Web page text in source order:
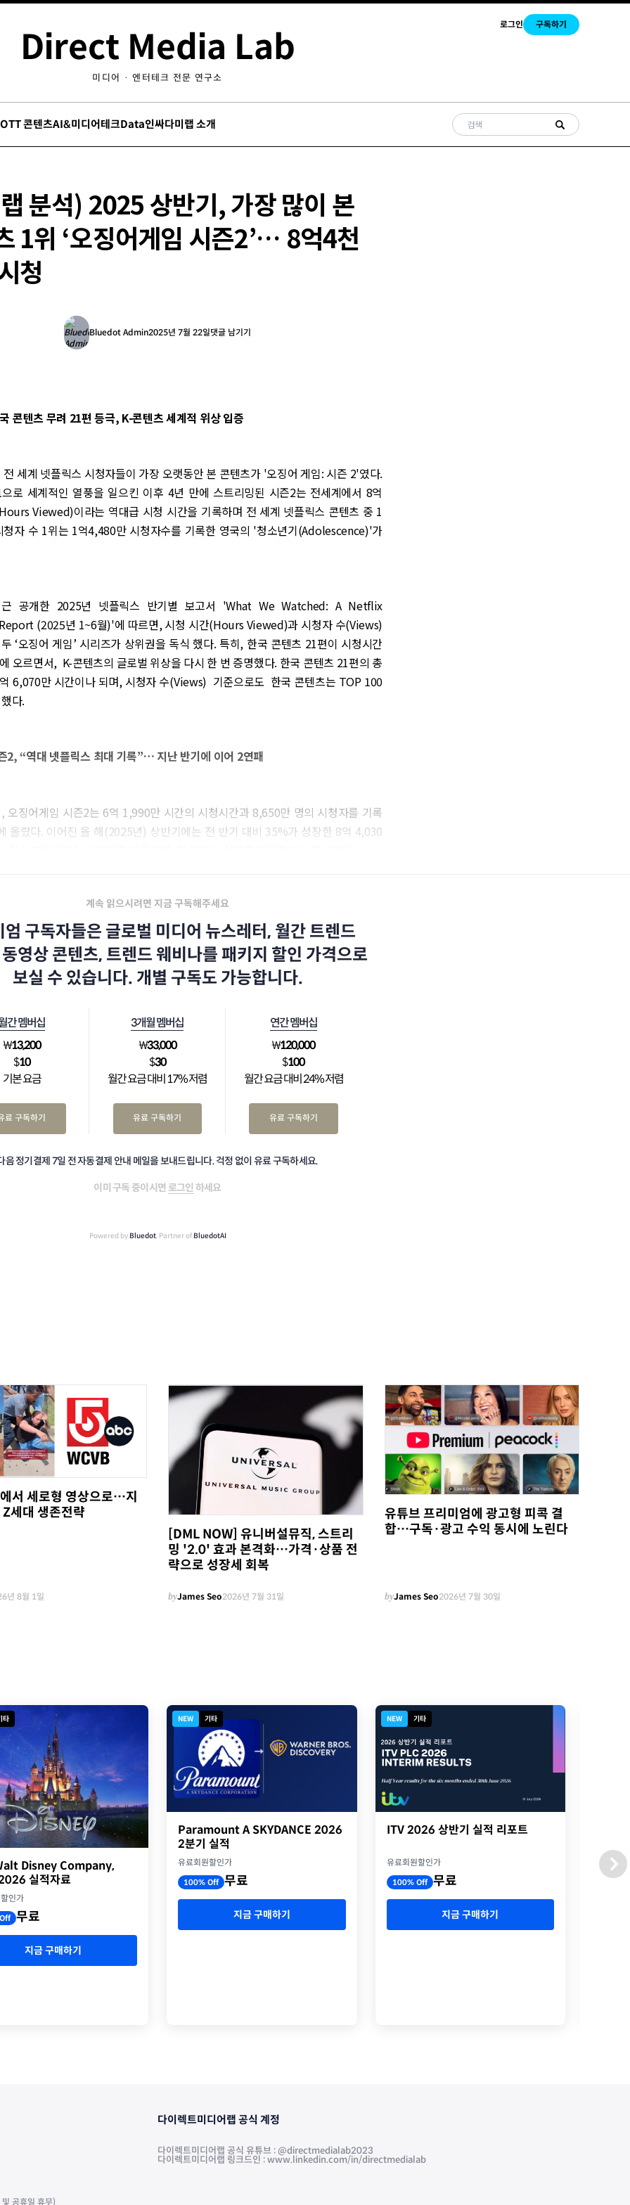
로그인 구독하기
Direct Media Lab
미디어 · 엔터테크 전문 연구소
콘텐츠AI&미디어테크Data인싸다미랩 소개
분석) 2025 상반기, 가장 많이 본
1위 ‘오징어게임 시즌2’… 8억4천
청
Bluedot Admin2025년 7월 22일댓글 남기기
콘텐츠 무려 21편 등극, K-콘텐츠 세계적 위상 입증
세계 넷플릭스 시청자들이 가장 오랫동안 본 콘텐츠가 '오징어 게임: 시즌 2'였다.
로 세계적인 열풍을 일으킨 이후 4년 만에 스트리밍된 시즌2는 전세계에서 8억
Viewed)이라는 역대급 시청 시간을 기록하며 전 세계 넷플릭스 콘텐츠 중 1
청자 수 1위는 1억4,480만 시청자수를 기록한 영국의 '청소년기(Adolescence)'가
근 공개한 2025년 넷플릭스 반기별 보고서 'What We Watched: A Netflix
(2025년 1~6월)'에 따르면, 시청 시간(Hours Viewed)과 시청자 수(Views)
‘오징어 게임’ 시리즈가 상위권을 독식 했다. 특히, 한국 콘텐츠 21편이 시청시간
오르면서, K-콘텐츠의 글로벌 위상을 다시 한 번 증명했다. 한국 콘텐츠 21편의 총
6,070만 시간이나 되며, 시청자 수(Views) 기준으로도 한국 콘텐츠는 TOP 100
다.
2, “역대 넷플릭스 최대 기록”… 지난 반기에 이어 2연패
오징어게임 시즌2는 6억 1,990만 시간의 시청시간과 8,650만 명의 시청자를 기록
올랐다. 이어진 올 해(2025년) 상반기에는 전 반기 대비 35%가 성장한 8억 4,030
계속 읽으시려면 지금 구독해주세요
엄 구독자들은 글로벌 미디어 뉴스레터, 월간 트렌드
영상 콘텐츠, 트렌드 웨비나를 패키지 할인 가격으로
보실 수 있습니다. 개별 구독도 가능합니다.
간 멤버십
₩13,200
$10
기본 요금
료 구독하기
3개월 멤버십
₩33,000
$30
월간 요금 대비 17% 저렴
유료 구독하기
연간 멤버십
₩120,000
$100
월간 요금 대비 24% 저렴
유료 구독하기
음 정기결제 7일 전 자동결제 안내 메일을 보내드립니다. 걱정 없이 유료 구독하세요.
이미 구독 중이시면 로그인 하세요
Powered by Bluedot, Partner of BluedotAI
서 세로형 영상으로…지
세대 생존전략
년 8월 1일
[DML NOW] 유니버설뮤직, 스트리
밍 '2.0' 효과 본격화…가격·상품 전
략으로 성장세 회복
byJames Seo2026년 7월 31일
유튜브 프리미엄에 광고형 피콕 결
합…구독·광고 수익 동시에 노린다
byJames Seo2026년 7월 30일
타
Disney Company,
실적자료
인가
무료
지금 구매하기
NEW 기타
Paramount A SKYDANCE 2026
2분기 실적
유료회원할인가
100% Off 무료
지금 구매하기
NEW 기타
ITV 2026 상반기 실적 리포트
유료회원할인가
100% Off 무료
지금 구매하기
유료회원
공휴일 휴무)
다이렉트미디어랩 공식 계정
다이렉트미디어랩 공식 유튜브 : @directmedialab2023
다이렉트미디어랩 링크드인 : www.linkedin.com/in/directmedialab